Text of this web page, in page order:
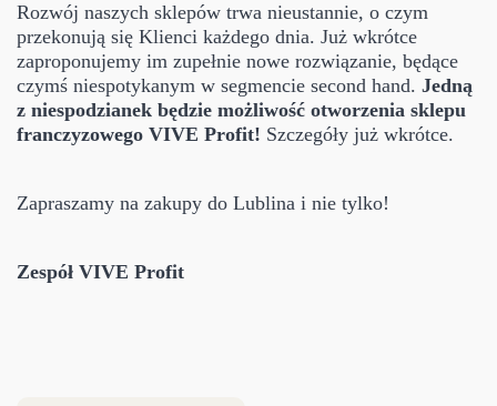
Rozwój naszych sklepów trwa nieustannie, o czym
przekonują się Klienci każdego dnia. Już wkrótce
zaproponujemy im zupełnie nowe rozwiązanie, będące
czymś niespotykanym w segmencie second hand. Jedną
z niespodzianek będzie możliwość otworzenia sklepu
franczyzowego VIVE Profit! Szczegóły już wkrótce.
Zapraszamy na zakupy do Lublina i nie tylko!
Zespół VIVE Profit